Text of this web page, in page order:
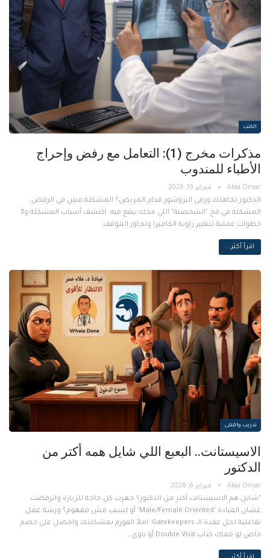
الكتب
مذكرات مخرج (1): التعامل مع رفض وإحراج
الأطباء للمندوب
فبراير 19, 2026
الدكتور تجاهلك ورمى البروشور قدام المريض؟ المشكلة مش في الرفض،
المشكلة في فخ "الشخصنة" اللي مخك بيقع فيه. اكتشف أسباب المشكلة و3
خطوات عملية لتغيير زاوية الكاميرا وتجاوز الموقف.
اقرأ أكثر...
تدريب واقعى
الاسيستانت.. البعبع اللي شايل همه أكتر من
الدكتور
فبراير 6, 2026
"شايل هم الاسيستانت أكتر من الدكتور؟ جهزت كل حاجة للزيارة واترفضت
عشان العيادة 'Male/Female Oriented' أو لسبب مش مفهوم؟ ورشة عمل
تفاعلية لحل عقدة الـ Gatekeepers. املأ الفورم بمشكلتك واحصل على خصم
خاص لو معاك كتاب Double Visit أو ناوي…